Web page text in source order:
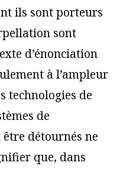
ils sont porteurs
sont
d’énonciation
à l’ampleur
technologies de
de
détournés ne
que, dans